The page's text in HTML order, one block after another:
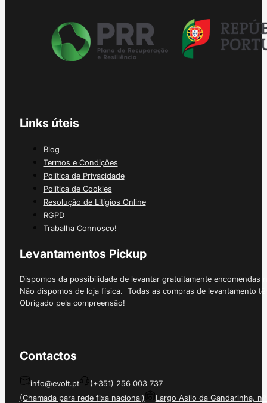
Links úteis
Blog
Termos e Condições
Política de Privacidade
Política de Cookies
Resolução de Litígios Online
RGPD
Trabalha Connosco!
Levantamentos Pickup
Dispomos da possibilidade de levantar gratuitamente
Não dispomos de loja física. Todas as compras de levantamento
Obrigado pela compreensão!
Contactos
info@evolt.pt
(+351) 256 003 737
(Chamada para rede fixa nacional)
Largo Asilo da Gandarinha, nº